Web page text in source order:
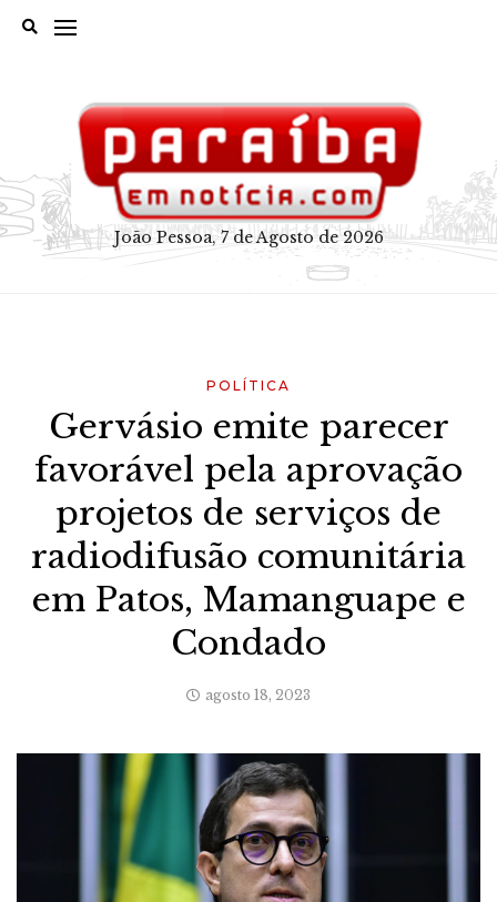
João Pessoa, 7 de Agosto de 2026
POLÍTICA
Gervásio emite parecer
favorável pela aprovação
projetos de serviços de
radiodifusão comunitária
em Patos, Mamanguape e
Condado
agosto 18, 2023